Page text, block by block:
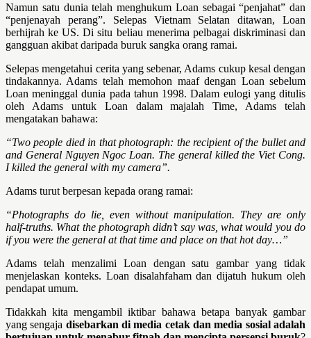
Namun satu dunia telah menghukum Loan sebagai “penjahat” dan
“penjenayah perang”. Selepas Vietnam Selatan ditawan, Loan
berhijrah ke US. Di situ beliau menerima pelbagai diskriminasi dan
gangguan akibat daripada buruk sangka orang ramai.
Selepas mengetahui cerita yang sebenar, Adams cukup kesal dengan
tindakannya. Adams telah memohon maaf dengan Loan sebelum
Loan meninggal dunia pada tahun 1998. Dalam eulogi yang ditulis
oleh Adams untuk Loan dalam majalah Time, Adams telah
mengatakan bahawa:
“Two people died in that photograph: the recipient of the bullet and
and General Nguyen Ngoc Loan. The general killed the Viet Cong.
I killed the general with my camera”.
Adams turut berpesan kepada orang ramai:
“Photographs do lie, even without manipulation. They are only
half-truths. What the photograph didn’t say was, what would you do
if you were the general at that time and place on that hot day…”
Adams telah menzalimi Loan dengan satu gambar yang tidak
menjelaskan konteks. Loan disalahfaham dan dijatuh hukum oleh
pendapat umum.
Tidakkah kita mengambil iktibar bahawa betapa banyak gambar
yang sengaja disebarkan di media cetak dan media sosial adalah